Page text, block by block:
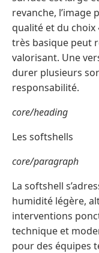
revanche, l’image
qualité et du choix
très basique peut
valorisant. Une
durer plusieurs
responsabilité.
core/heading
Les softshells
core/paragraph
La softshell
humidité légère,
interventions
technique et
pour des équipes